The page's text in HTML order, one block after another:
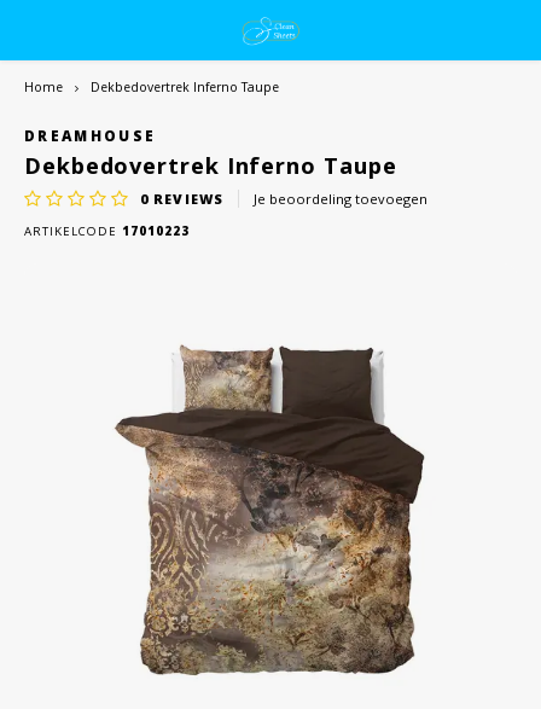
Home Dekbedovertrek Inferno Taupe
DREAMHOUSE
Dekbedovertrek Inferno Taupe
0 REVIEWS Je beoordeling toevoegen
ARTIKELCODE 17010223